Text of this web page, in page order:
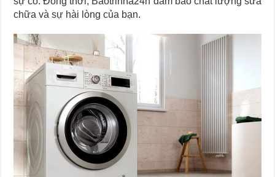
chữa và sự hài lòng của bạn.